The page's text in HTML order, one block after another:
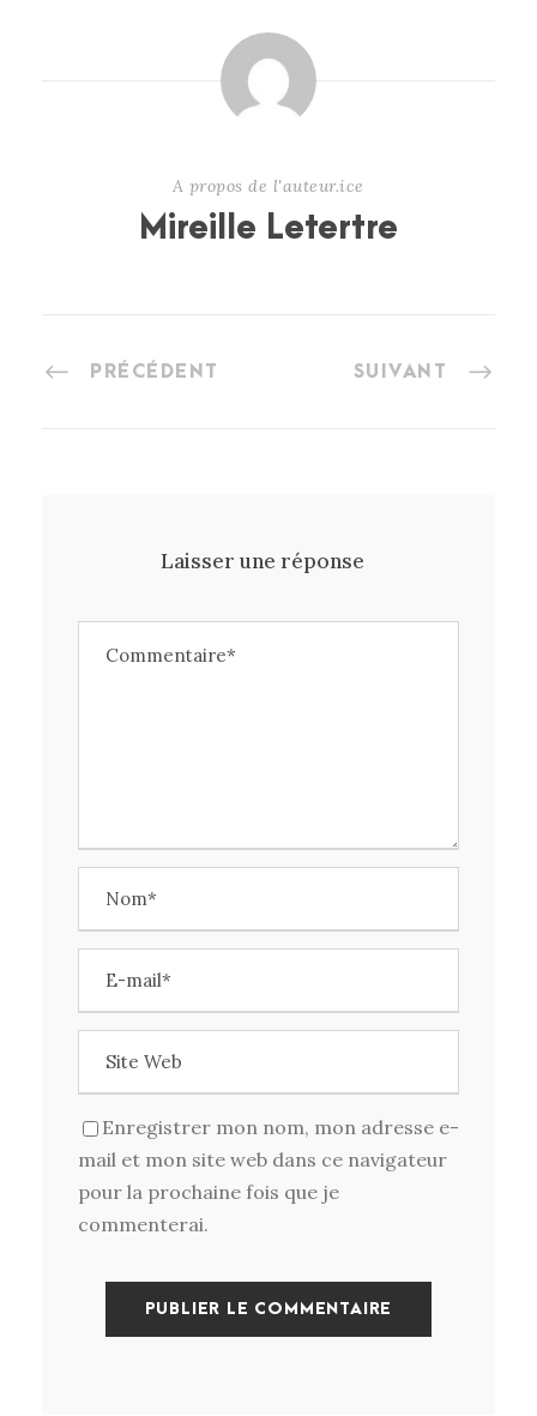
A propos de l'auteur.ice
Mireille Letertre
PRÉCÉDENT SUIVANT
Laisser une réponse
Enregistrer mon nom, mon adresse e-
mail et mon site web dans ce navigateur
pour la prochaine fois que je
commenterai.